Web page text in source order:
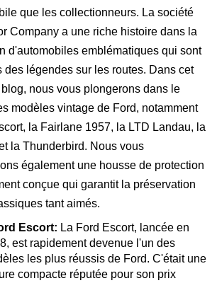
que les collectionneurs. La société
Company a une riche histoire dans la
d'automobiles emblématiques qui sont
des légendes sur les routes. Dans cet
nous vous plongerons dans le
modèles vintage de Ford, notamment
la Fairlane 1957, la LTD Landau, la
la Thunderbird. Nous vous
également une housse de protection
conçue qui garantit la préservation
tant aimés.
Escort: La Ford Escort, lancée en
est rapidement devenue l'un des
les plus réussis de Ford. C'était une
compacte réputée pour son prix